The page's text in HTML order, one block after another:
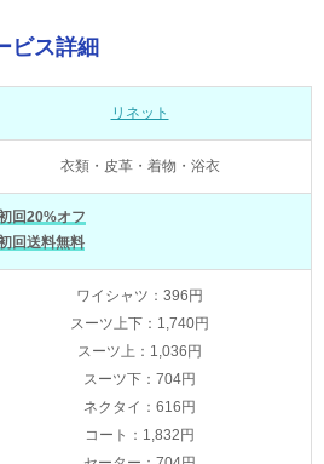
ビス詳細
リネット
衣類・皮革・着物・浴衣
回20%オフ
回送料無料
ワイシャツ：396円
スーツ上下：1,740円
スーツ上：1,036円
スーツ下：704円
ネクタイ：616円
コート：1,832円